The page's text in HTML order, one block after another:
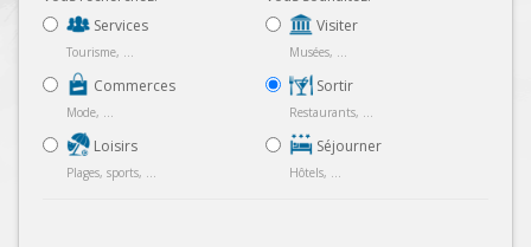
Services
Tourisme, ...
Commerces
Mode, ...
Loisirs
Plages, sports, ...
Visiter
Musées, ...
Sortir
Restaurants, ...
Séjourner
Hôtels, ...